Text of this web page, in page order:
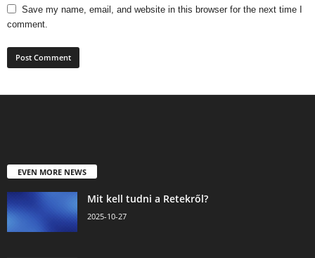
Save my name, email, and website in this browser for the next time I
comment.
EVEN MORE NEWS
Mit kell tudni a Retekről?
2025-10-27